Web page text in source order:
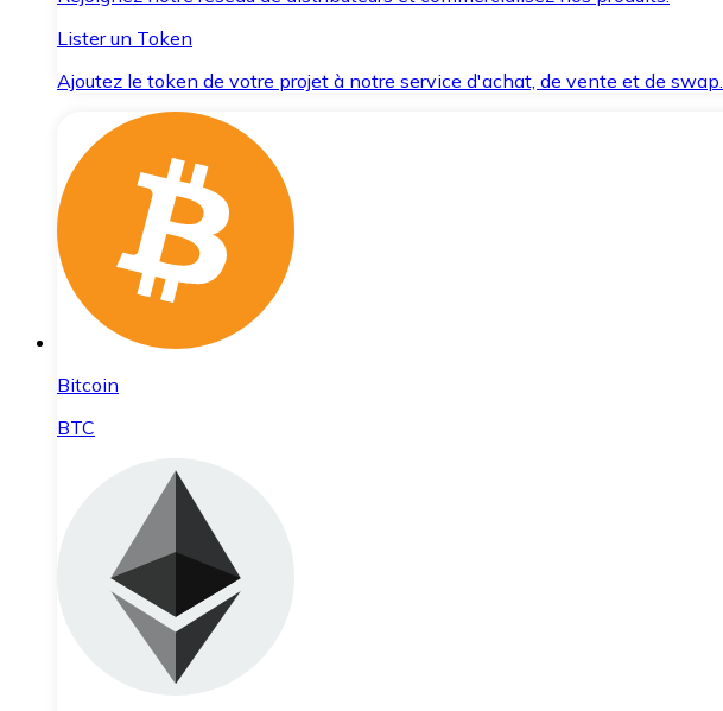
Lister un Token
Ajoutez le token de votre projet à notre service d'achat, de vente et de swap.
Bitcoin
BTC